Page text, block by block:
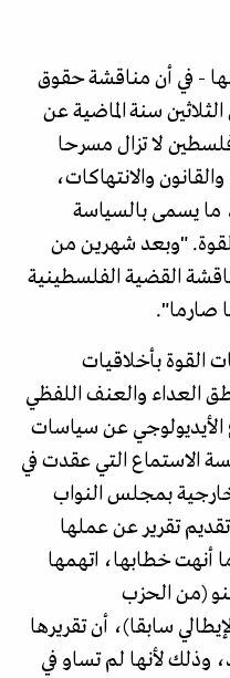
- في أن مناقشة حقوق
سنة الماضية عن
لا تزال مسرحا
والانتهاكات،
ما يسمى بالسياسة
"وبعد شهرين من
القضية الفلسطينية
صارما".
بأخلاقيات
العداء والعنف اللفظي
الأيديولوجي عن سياسات
الاستماع التي عقدت في
بمجلس النواب
تقرير عن عملها
أنهت خطابها، اتهمها
(من الحزب
سابقا)، أن تقريرها
وذلك لأنها لم تساو في